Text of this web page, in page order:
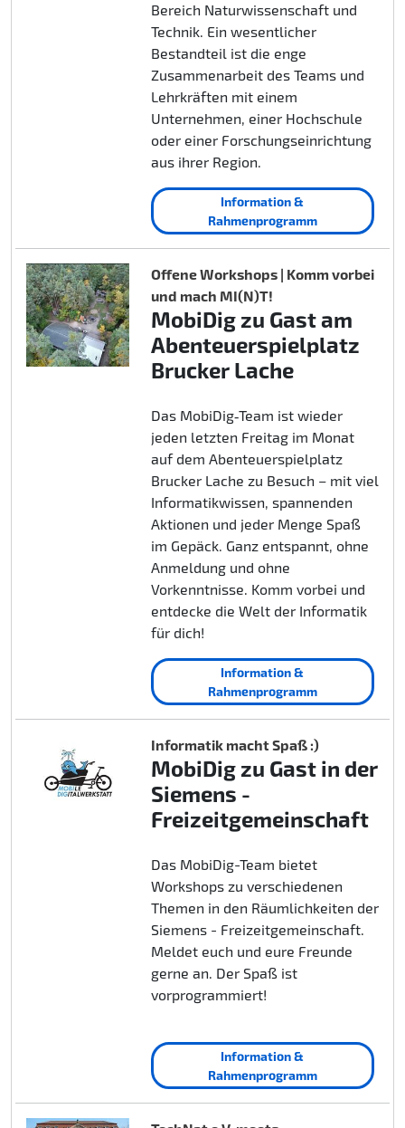
Bereich Naturwissenschaft und
Technik. Ein wesentlicher
Bestandteil ist die enge
Zusammenarbeit des Teams und
Lehrkräften mit einem
Unternehmen, einer Hochschule
oder einer Forschungseinrichtung
aus ihrer Region.
Information &
Rahmenprogramm
Offene Workshops | Komm vorbei
und mach MI(N)T!
MobiDig zu Gast am
Abenteuerspielplatz
Brucker Lache
Das MobiDig‑Team ist wieder
jeden letzten Freitag im Monat
auf dem Abenteuerspielplatz
Brucker Lache zu Besuch – mit viel
Informatikwissen, spannenden
Aktionen und jeder Menge Spaß
im Gepäck. Ganz entspannt, ohne
Anmeldung und ohne
Vorkenntnisse. Komm vorbei und
entdecke die Welt der Informatik
für dich!
Information &
Rahmenprogramm
Informatik macht Spaß :)
MobiDig zu Gast in der
Siemens -
Freizeitgemeinschaft
Das MobiDig-Team bietet
Workshops zu verschiedenen
Themen in den Räumlichkeiten der
Siemens - Freizeitgemeinschaft.
Meldet euch und eure Freunde
gerne an. Der Spaß ist
vorprogrammiert!
Information &
Rahmenprogramm